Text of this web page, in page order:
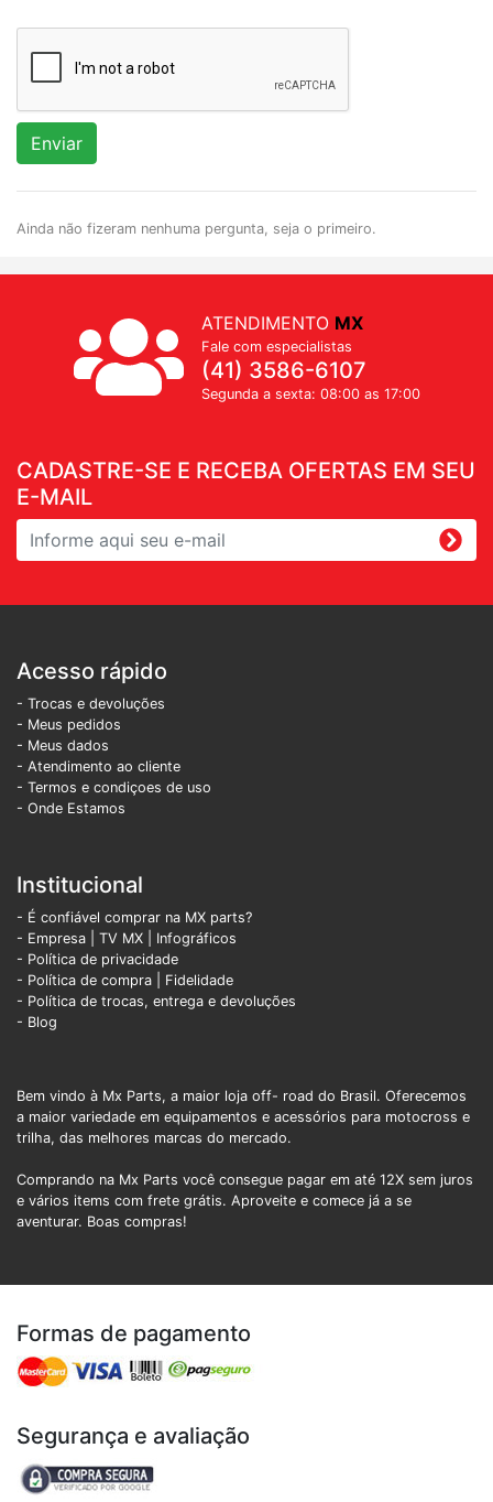
Enviar
Ainda não fizeram nenhuma pergunta, seja o primeiro.
CADASTRE-SE E RECEBA OFERTAS EM SEU
E-MAIL
ATENDIMENTO MX
Fale com especialistas
(41) 3586-6107
Segunda a sexta: 08:00 as 17:00
Acesso rápido
- Trocas e devoluções
- Meus pedidos
- Meus dados
- Atendimento ao cliente
- Termos e condiçoes de uso
- Onde Estamos
Institucional
- É confiável comprar na MX parts?
- Empresa
TV MX
Infográficos
- Política de privacidade
- Política de compra | Fidelidade
- Política de trocas, entrega e devoluções
- Blog
Bem vindo à Mx Parts, a maior loja off- road do Brasil. Oferecemos
a maior variedade em equipamentos e acessórios para motocross e
trilha, das melhores marcas do mercado.
Comprando na Mx Parts você consegue pagar em até 12X sem juros
e vários items com frete grátis. Aproveite e comece já a se
aventurar. Boas compras!
Formas de pagamento
Segurança e avaliação